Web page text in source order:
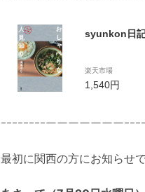
syunkon日
楽天市場
1,540円
ｰｰｰｰｰｰｰｰーーーーーーーｰｰｰ
最初に関西の方にお知らせで